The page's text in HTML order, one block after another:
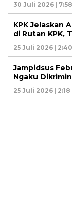
30 Juli 2026 |
KPK Jelaskan
di Rutan KPK,
25 Juli 2026 |
Jampidsus
Ngaku
25 Juli 2026 |